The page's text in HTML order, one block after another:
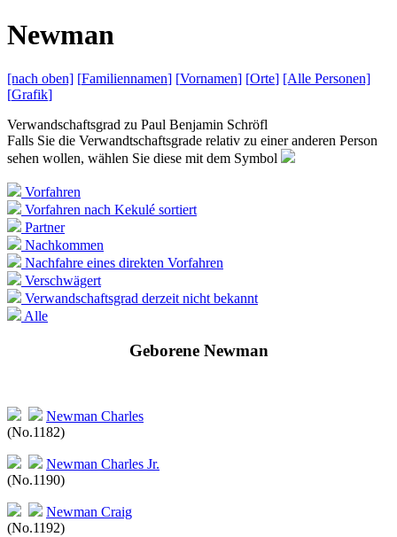
Newman
[nach oben] [Familiennamen] [Vornamen] [Orte] [Alle Personen]
[Grafik]
Verwandschaftsgrad zu Paul Benjamin Schröfl
Falls Sie die Verwandtschaftsgrade relativ zu einer anderen Person
sehen wollen, wählen Sie diese mit dem Symbol
Vorfahren
Vorfahren nach Kekulé sortiert
Partner
Nachkommen
Nachfahre eines direkten Vorfahren
Verschwägert
Verwandschaftsgrad derzeit nicht bekannt
Alle
Geborene Newman
Newman Charles
(No.1182)
Newman Charles Jr.
(No.1190)
Newman Craig
(No.1192)